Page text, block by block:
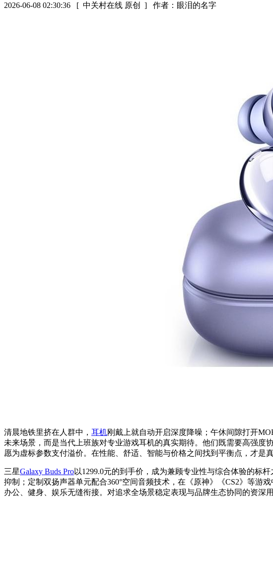
2026-06-08 02:30:36 [ 中关村在线 原创 ] 作者：眼泪的名字
清晨地铁里挤在人群中， 耳机刚戴上就自动开启深度降噪；午休间隙打开
未来场景，而是当代上班族对专业游戏耳机的真实期待。他们既需要高强
愿为虚标参数支付溢价。在性能、舒适、智能与价格之间找到平衡点，才是
三星Galaxy Buds Pro以1299.0元的到手价，成为兼顾专业性与综合体验的标
抑制；定制双扬声器单元配合360°空间音频技术，在《原神》《CS2》等游
办公、健身、娱乐无缝衔接。对追求全场景稳定表现与品牌生态协同的资深